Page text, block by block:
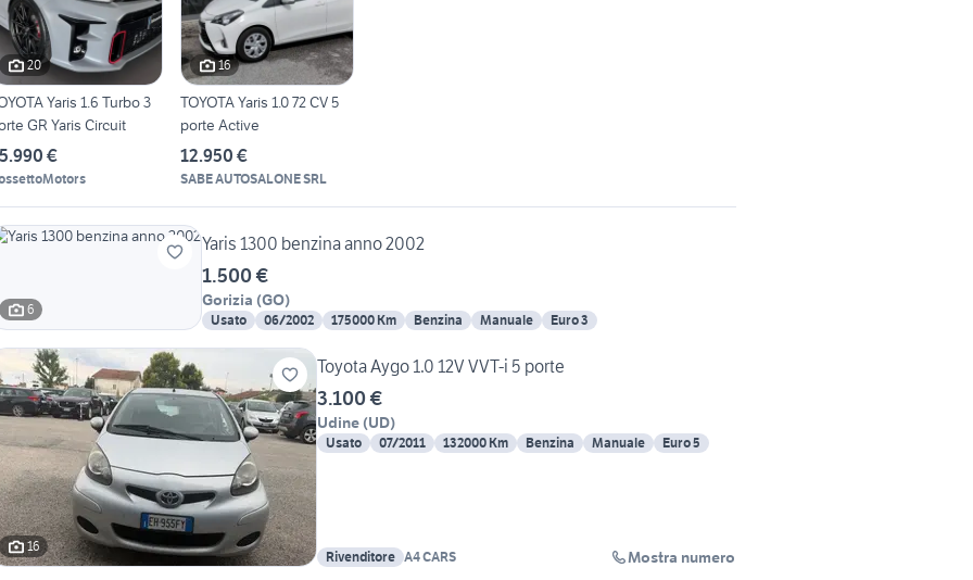
20
Yaris 1.6 Turbo 3
GR Yaris Circuit
€
16
TOYOTA Yaris 1.0 72 CV 5
porte Active
12.950 €
SABE AUTOSALONE SRL
6
Yaris 1300 benzina anno 2002
1.500 €
Gorizia (GO)
Usato 06/2002 175000 Km Benzina Manuale Euro 3
16
Toyota Aygo 1.0 12V VVT-i 5 porte
3.100 €
Udine (UD)
Usato 07/2011 132000 Km Benzina Manuale Euro 5
Rivenditore A4 CARS Mostra numero